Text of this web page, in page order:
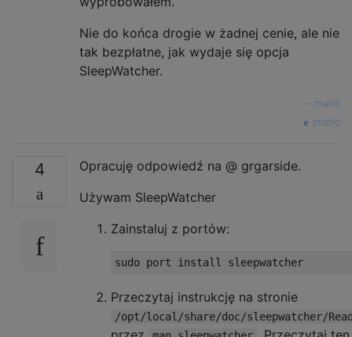
Nie do końca drogie w żadnej cenie, ale nie
tak bezpłatne, jak wydaje się opcja
SleepWatcher.
man8
źródło
4
Opracuję odpowiedź na @ grgarside.
Używam SleepWatcher
Zainstaluj z portów:
Przeczytaj instrukcję na stronie
/opt/local/share/doc/sleepwatcher/